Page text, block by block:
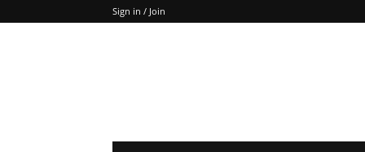
Sign in / Join